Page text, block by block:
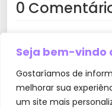
Seja bem-vindo
Gostaríamos de
melhorar sua
um site mais
0
O seu endereço de
Campos
Comentário*